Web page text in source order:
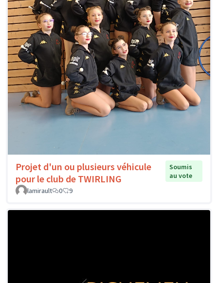
Projet d'un ou plusieurs véhicule
pour le club de TWIRLING
Soumis
au vote
lamirault
0 9